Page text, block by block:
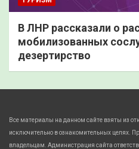
В ЛНР рассказали о
мобилизованных
дезертирство
Все материалы на данном сайте взяты из
исключительно в ознакомительных целях.
владельцам. Администрация сайта